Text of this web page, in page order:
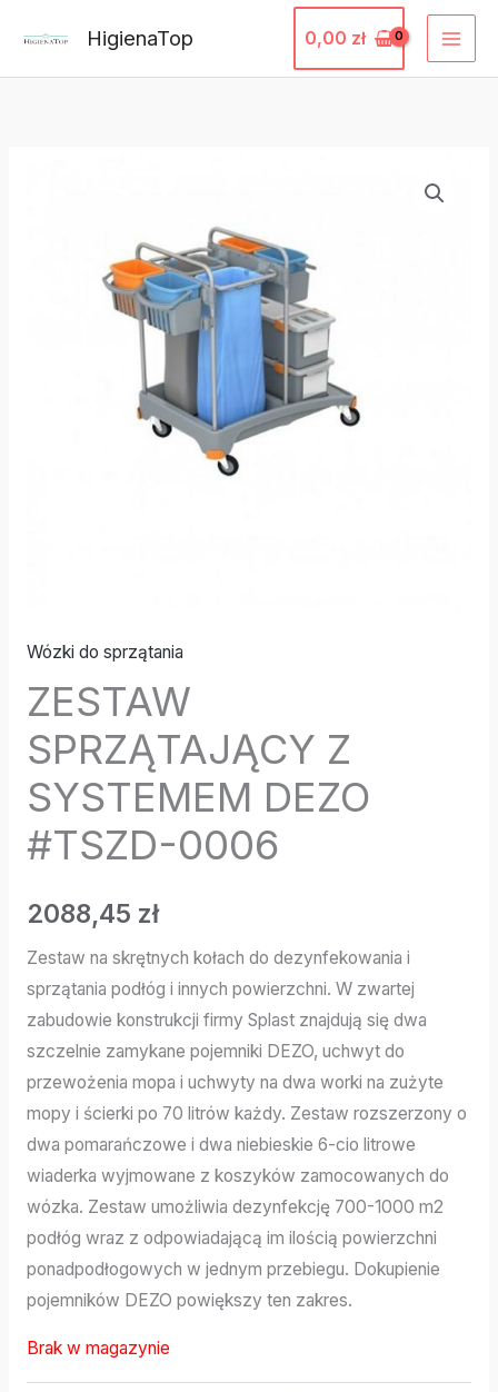
treści
HigienaTop 0,00 zł
Wózki do sprzątania
ZESTAW
SPRZĄTAJĄCY Z
SYSTEMEM DEZO
#TSZD-0006
2088,45 zł
Zestaw na skrętnych kołach do dezynfekowania i
sprzątania podłóg i innych powierzchni. W zwartej
zabudowie konstrukcji firmy Splast znajdują się dwa
szczelnie zamykane pojemniki DEZO, uchwyt do
przewożenia mopa i uchwyty na dwa worki na zużyte
mopy i ścierki po 70 litrów każdy. Zestaw rozszerzony o
dwa pomarańczowe i dwa niebieskie 6-cio litrowe
wiaderka wyjmowane z koszyków zamocowanych do
wózka. Zestaw umożliwia dezynfekcję 700-1000 m2
podłóg wraz z odpowiadającą im ilością powierzchni
ponadpodłogowych w jednym przebiegu. Dokupienie
pojemników DEZO powiększy ten zakres.
Brak w magazynie